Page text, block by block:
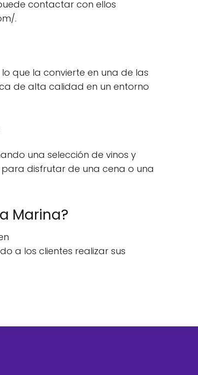
contactar con ellos
.
que la convierte en una de las
de alta calidad en un entorno
una selección de vinos y
disfrutar de una cena o una
Marina?
a los clientes realizar sus